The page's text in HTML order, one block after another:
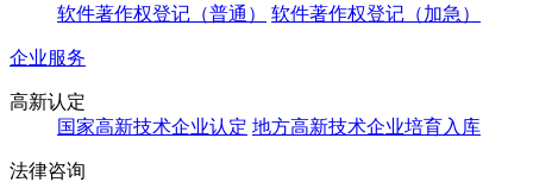
软件著作权登记（普通）
软件著作权登记（加急）
企业服务
高新认定
国家高新技术企业认定 地方高新技术企业培育入库
法律咨询